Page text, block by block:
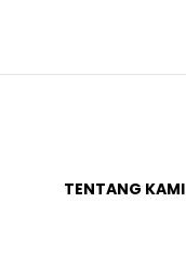
TENTANG KAMI